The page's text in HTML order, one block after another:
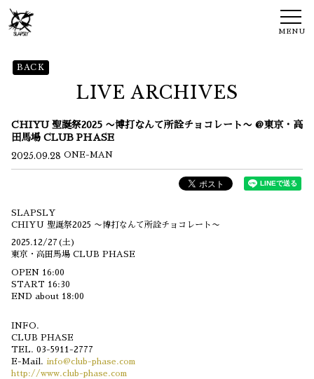
MENU
LIVE ARCHIVES
BACK
CHIYU 聖誕祭2025 〜博打なんて所詮チョコレート〜 @東京・高
田馬場 CLUB PHASE
2025.09.28 ONE-MAN
SLAPSLY
CHIYU 聖誕祭2025 〜博打なんて所詮チョコレート〜
2025.12/27(土)
東京・高田馬場 CLUB PHASE
OPEN 16:00
START 16:30
END about 18:00
INFO.
CLUB PHASE
TEL. 03-5911-2777
E-Mail. info@club-phase.com
http://www.club-phase.com